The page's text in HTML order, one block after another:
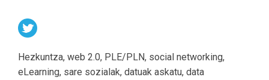
Hezkuntza, web 2.0, PLE/PLN, social networking,
eLearning, sare sozialak, datuak askatu, data